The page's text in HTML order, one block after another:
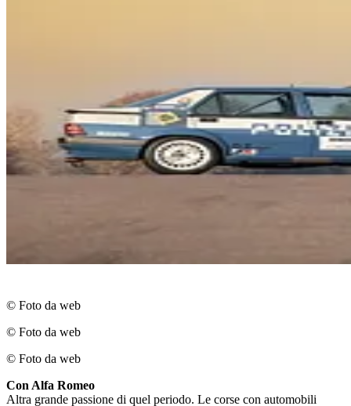
© Foto da web
© Foto da web
© Foto da web
Con Alfa Romeo
Altra grande passione di quel periodo. Le corse con automobili